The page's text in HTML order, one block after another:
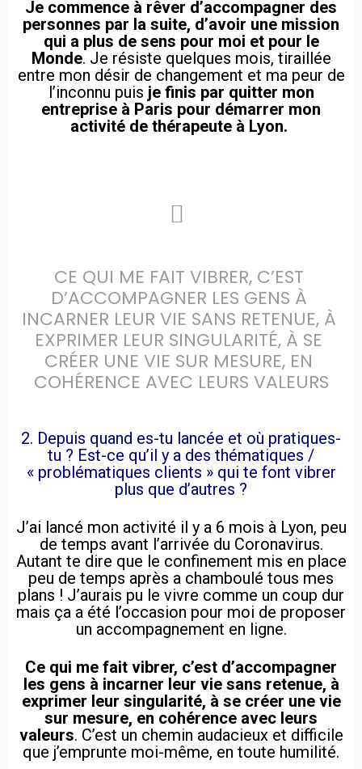
Je commence à rêver d’accompagner des
personnes par la suite, d’avoir une mission
qui a plus de sens pour moi et pour le
Monde. Je résiste quelques mois, tiraillée
entre mon désir de changement et ma peur de
l’inconnu puis je finis par quitter mon
entreprise à Paris pour démarrer mon
activité de thérapeute à Lyon.
CE QUI ME FAIT VIBRER, C’EST
D’ACCOMPAGNER LES GENS À
INCARNER LEUR VIE SANS RETENUE, À
EXPRIMER LEUR SINGULARITÉ, À SE
CRÉER UNE VIE SUR MESURE, EN
COHÉRENCE AVEC LEURS VALEURS
2. Depuis quand es-tu lancée et où pratiques-
tu ? Est-ce qu’il y a des thématiques /
« problématiques clients » qui te font vibrer
plus que d’autres ?
J’ai lancé mon activité il y a 6 mois à Lyon, peu
de temps avant l’arrivée du Coronavirus.
Autant te dire que le confinement mis en place
peu de temps après a chamboulé tous mes
plans ! J’aurais pu le vivre comme un coup dur
mais ça a été l’occasion pour moi de proposer
un accompagnement en ligne.
Ce qui me fait vibrer, c’est d’accompagner
les gens à incarner leur vie sans retenue, à
exprimer leur singularité, à se créer une vie
sur mesure, en cohérence avec leurs
valeurs. C’est un chemin audacieux et difficile
que j’emprunte moi-même, en toute humilité.